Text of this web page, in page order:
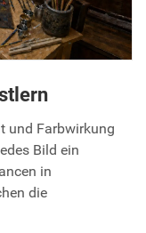
und Farbwirkung
Bild ein
in
die